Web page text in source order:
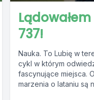
737!
Nauka. To Lubię w
cykl w którym
fascynujące miejsca.
marzenia o lataniu są